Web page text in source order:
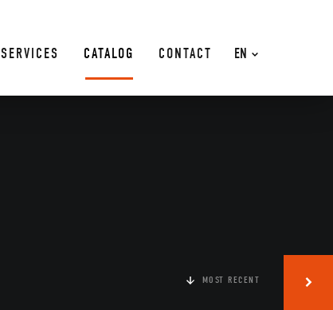
EN
SERVICES CATALOG CONTACT
MOST RECENT